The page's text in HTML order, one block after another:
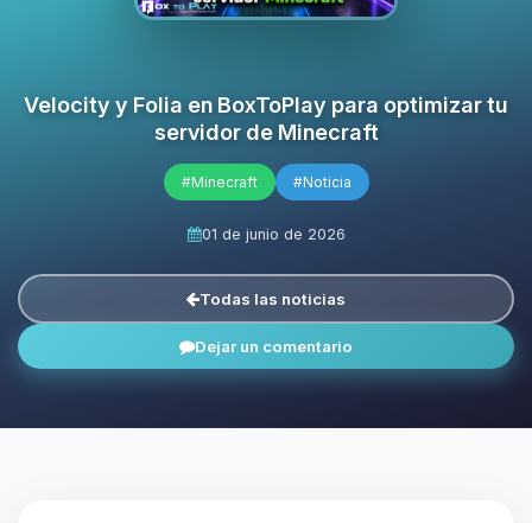
Velocity y Folia en BoxToPlay para optimizar tu
servidor de Minecraft
#Minecraft #Noticia
01 de junio de 2026
Todas las noticias
Dejar un comentario